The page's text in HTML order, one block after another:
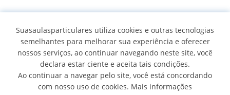
Fantástica★★★★★ 9,5/10
305915 opiniões de alunos
© 2007 - 2026 Suas aulas particulares
Suasaulasparticulares utiliza cookies e outras tecnologias
semelhantes para melhorar sua experiência e oferecer
nossos serviços, ao continuar navegando neste site, você
declara estar ciente e aceita tais condições.
Ao continuar a navegar pelo site, você está concordando
com nosso uso de cookies. Mais informações